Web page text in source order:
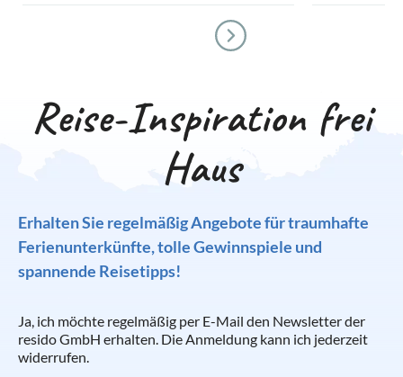
Reise-Inspiration frei
Haus
Erhalten Sie regelmäßig Angebote für traumhafte
Ferienunterkünfte, tolle Gewinnspiele und
spannende Reisetipps!
Ja, ich möchte regelmäßig per E-Mail den Newsletter der
resido GmbH erhalten. Die Anmeldung kann ich jederzeit
widerrufen.